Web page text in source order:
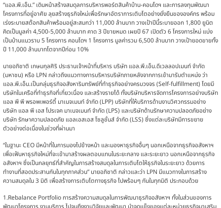
“แอล.พี.เอ็น.” เดินหน้าสร้างสมดุลการบริหารพอร์ตสินค้าบ้าน-คอนโดฯ และการลงทุนพัฒนา
โครงการที่อยู่อาศัย ลุยสร้างธุรกิจใหม่เพื่อรักษาอัตราการเติบโตอย่างยั่งยืนขององค์กร พร้อม
เร่งระบายสต๊อกสินค้าพร้อมอยู่สะสมกว่า 11,000 ล้านบาท วางเป้าปีนี้ระบายออก 1,800 ยูนิต
คิดเป็นมูลค่า 4,500-5,000 ล้านบาท คาด 3 ปีขายหมด เผยปี 67 เปิดตัว 6 โครงการใหม่ แบ่ง
เป็นบ้านแนวราบ 5 โครงการ คอนโดฯ 1 โครงการ มูลค่ารวม 6,500 ล้านบาท วางเป้ายอดขายทั้ง
ปี 11,000 ล้านบาทโตจากปีก่อน 10%
นายอภิชาติ เกษมกุลศิริ ประธานเจ้าหน้าที่บริหาร บริษัท แอล.พี.เอ็น.ดีเวลลอปเมนท์ จำกัด
(มหาชน) หรือ LPN กล่าวถึงแนวทางการบริหารบริษัทภายหลังจากการเข้ามารับตำแหน่ง ว่า
แอล.พี.เอ็น.เป็นกลุ่มธุรกิจอสังหาริมทรัพย์ที่ทำธุรกิจอย่างครบวงจร (Self-fulfillment) โดยมี
บริษัทในเครือที่ทำธุรกิจที่เกี่ยวเนื่อง และสร้างรายได้ ทั้งบริษัทบริหารจัดการโครงการอย่างบริษัท
แอล พี พี พรอพเพอร์ตี้ มาเนจเมนท์ จำกัด (LPP) บริษัทที่ให้บริการด้านงานวิศวกรรมอย่าง
บริษัท แอล พี เอส โปรเจค มาเนจเมนท์ จำกัด (LPS) และบริษัทด้านรักษาความปลอดภัยอย่าง
บริษัท รักษาความปลอดภัย แอลเอสเอส โซลูชั่นส์ จำกัด (LSS) ซึ่งแต่ละบริษัทมีการขยาย
ตัวอย่างต่อเนื่องในช่วงที่ผ่านมา
“ในฐานะ CEO มีหน้าที่ในการมองไปข้างหน้า และมองหาธุรกิจอื่นๆ นอกเหนือจากธุรกิจอสังหาฯ
เพื่อเฟ้นหาธุรกิจใหม่ที่จะเข้ามาสร้างผลตอบแทนในระยะกลาง และระยะยาว นอกเหนือจากธุรกิจ
อสังหาฯ ซึ่งเป็นกลยุทธ์ที่สำคัญในการสร้างสมดุลในการเติบโตให้ธุรกิจในระยะยาว ด้วยการ
ทำงานที่สอดประสานกันในทุกภาคส่วน” นายอภิชาติ กล่าวและว่า LPN มีแนวทางในการสร้าง
ความสมดุลใน 3 มิติ เพื่อสร้างการเติบโตทางธุรกิจ ไปพร้อมๆ กันในทุกมิติ ประกอบด้วย
1.Rebalance Portfolio การสร้างความสมดุลในการพัฒนาธุรกิจอสังหาฯ ทั้งในส่วนของการ